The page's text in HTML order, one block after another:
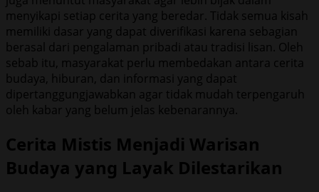
menyikapi setiap cerita yang beredar. Tidak semua kisah
memiliki dasar yang dapat diverifikasi karena sebagian
berasal dari pengalaman pribadi atau tradisi lisan. Oleh
sebab itu, masyarakat perlu membedakan antara cerita
budaya, hiburan, dan informasi yang dapat
dipertanggungjawabkan agar tidak mudah terpengaruh
oleh kabar yang belum jelas kebenarannya.
Cerita Mistis Menjadi Warisan
Budaya yang Layak Dilestarikan